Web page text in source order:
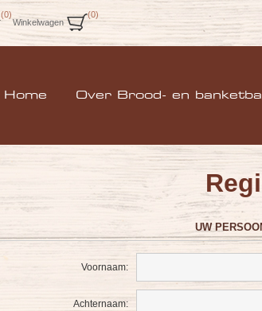
(0)
Winkelwagen
(0)
Home Over Brood- en
UW
Voornaam:
Achternaam: